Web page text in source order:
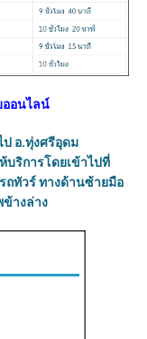
ออนไลน์
ป อ.ทุ่งศรีอุดม
ริการโดยเข้าไปที่
ถทัวร์ ทางด้านซ้ายมือ
ข้างล่าง